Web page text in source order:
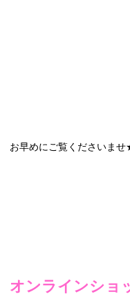
お早めにご覧くださいま
オンラインショ